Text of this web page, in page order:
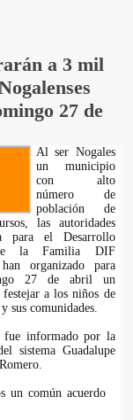
a 3 mil
27 de
Al ser Nogales
un municipio
con alto
número de
población de
las autoridades
para el Desarrollo
la Familia DIF
organizado para
27 de abril un
festejar a los niños de
sus comunidades.
fue informado por la
sistema Guadalupe
un común acuerdo